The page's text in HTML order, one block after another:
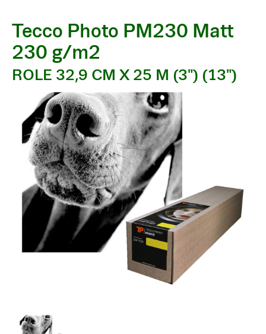
Tecco Photo PM230 Matt
230 g/m2
ROLE 32,9 CM X 25 M (3") (13")